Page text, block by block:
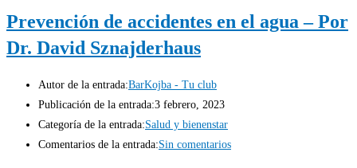
Prevención de accidentes en el agua – Por
Dr. David Sznajderhaus
Autor de la entrada:BarKojba - Tu club
Publicación de la entrada:3 febrero, 2023
Categoría de la entrada:Salud y bienenstar
Comentarios de la entrada:Sin comentarios